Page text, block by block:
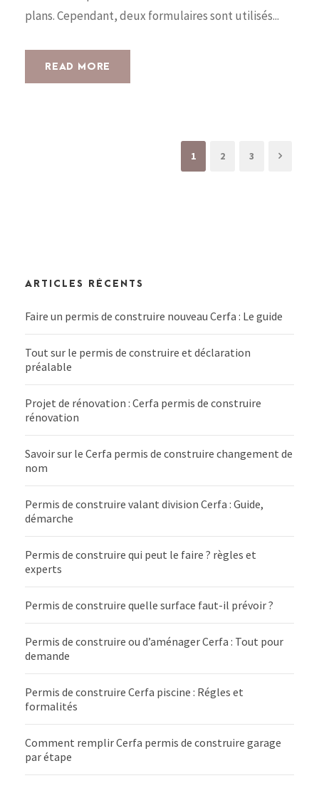
plans. Cependant, deux formulaires sont utilisés...
READ MORE
1 2 3
ARTICLES RÉCENTS
Faire un permis de construire nouveau Cerfa : Le guide
Tout sur le permis de construire et déclaration
préalable
Projet de rénovation : Cerfa permis de construire
rénovation
Savoir sur le Cerfa permis de construire changement de
nom
Permis de construire valant division Cerfa : Guide,
démarche
Permis de construire qui peut le faire ? règles et
experts
Permis de construire quelle surface faut-il prévoir ?
Permis de construire ou d’aménager Cerfa : Tout pour
demande
Permis de construire Cerfa piscine : Régles et
formalités
Comment remplir Cerfa permis de construire garage
par étape